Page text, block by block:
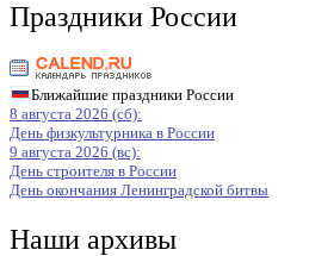
Праздники России
Ближайшие праздники России
8 августа 2026 (сб):
День физкультурника в России
9 августа 2026 (вс):
День строителя в России
День окончания Ленинградской битвы
Наши архивы